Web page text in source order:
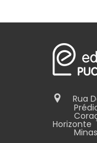
Rua
Prédio
Horizonte
Minas